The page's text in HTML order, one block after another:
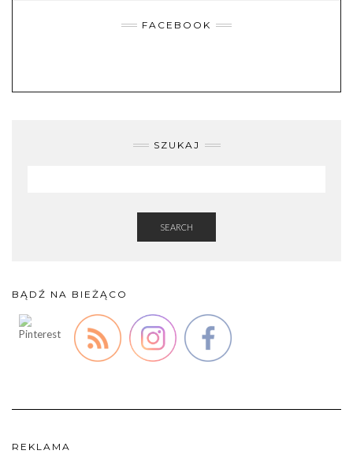
FACEBOOK
SZUKAJ
SEARCH
BĄDŹ NA BIEŻĄCO
REKLAMA